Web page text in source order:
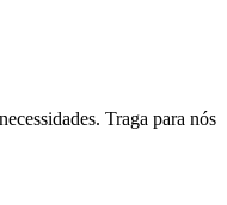
Traga para nós